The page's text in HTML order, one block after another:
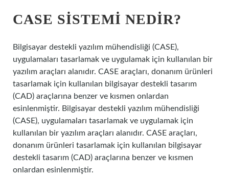
CASE SISTEMI NEDIR?
Bilgisayar destekli yazılım mühendisliği (CASE),
uygulamaları tasarlamak ve uygulamak için kullanılan bir
yazılım araçları alanıdır. CASE araçları, donanım ürünleri
tasarlamak için kullanılan bilgisayar destekli tasarım
(CAD) araçlarına benzer ve kısmen onlardan
esinlenmiştir. Bilgisayar destekli yazılım mühendisliği
(CASE), uygulamaları tasarlamak ve uygulamak için
kullanılan bir yazılım araçları alanıdır. CASE araçları,
donanım ürünleri tasarlamak için kullanılan bilgisayar
destekli tasarım (CAD) araçlarına benzer ve kısmen
onlardan esinlenmiştir.